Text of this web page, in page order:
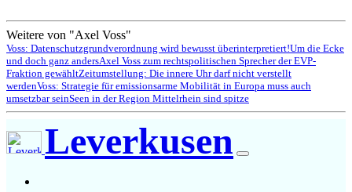
Weitere von "Axel Voss"
Voss: Datenschutzgrundverordnung wird bewusst überinterpretiert!Um die Ecke
und doch ganz andersAxel Voss zum rechtspolitischen Sprecher der EVP-
Fraktion gewähltZeitumstellung: Die innere Uhr darf nicht verstellt
werdenVoss: Strategie für emissionsarme Mobilität in Europa muss auch
umsetzbar seinSeen in der Region Mittelrhein sind spitze
Leverkusen